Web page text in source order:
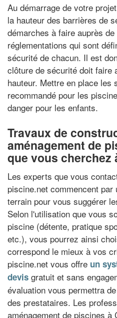
Au démarrage de votre
la hauteur des barrières de
démarches à faire auprès
réglementations qui sont
sécurité de chacun. Il est
clôture de sécurité doit faire
hauteur. Mettre en place
recommandé pour les
danger pour les enfants.
Travaux de
aménagement de
que vous cherchez
Les experts que vous
piscine.net commencent
terrain pour vous suggérer
Selon l'utilisation que vous
piscine (détente, pratique
etc.), vous pourrez ainsi
correspond le mieux à vos
piscine.net vous offre un
devis gratuit et sans
évaluation vous permettra
des prestataires. Les
aménagement de piscines à